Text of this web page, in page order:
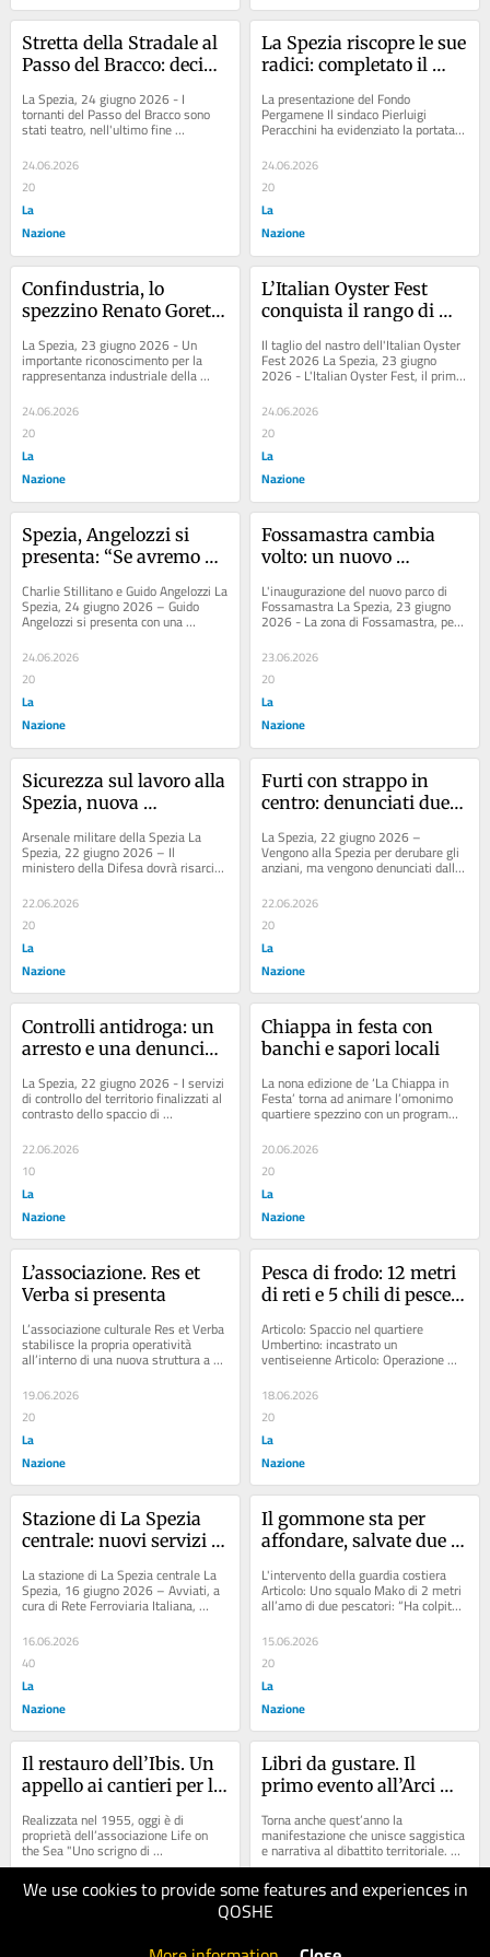
We use cookies to provide some features and experiences in
QOSHE
Stretta della Stradale al
Passo del Bracco: decine
ritirate
La Spezia, 24 giugno 2026 - I
tornanti del Passo del Bracco sono
stati teatro, nell'ultimo fine
settimana, di un capillare servizio di
controllo...
24.06.2026
20
La
Nazione
La Spezia riscopre le sue
radici: completato il
Pergamene
La presentazione del Fondo
Pergamene Il sindaco Pierluigi
Peracchini ha evidenziato la portata
dell'operazione, sottolineando come
la tutela di...
24.06.2026
20
La
Nazione
Confindustria, lo
spezzino Renato Goretta
Assoconsult
La Spezia, 23 giugno 2026 - Un
importante riconoscimento per la
rappresentanza industriale della
Liguria e della Spezia arriva dai
vertici di...
24.06.2026
20
La
Nazione
L’Italian Oyster Fest
conquista il rango di
nazionale
Il taglio del nastro dell'Italian Oyster
Fest 2026 La Spezia, 23 giugno
2026 - L'Italian Oyster Fest, il primo
festival italiano dedicato...
24.06.2026
20
La
Nazione
Spezia, Angelozzi si
presenta: “Se avremo
lontani”
Charlie Stillitano e Guido Angelozzi La
Spezia, 24 giugno 2026 – Guido
Angelozzi si presenta con una
cravatta “Verde speranza, ammetto
l'ho...
24.06.2026
20
La
Nazione
Fossamastra cambia
volto: un nuovo
deposito Tarros
L'inaugurazione del nuovo parco di
Fossamastra La Spezia, 23 giugno
2026 - La zona di Fossamastra, per
decenni definita dalla presenza dei...
23.06.2026
20
La
Nazione
Sicurezza sul lavoro alla
Spezia, nuova
ministero della Difesa
Arsenale militare della Spezia La
Spezia, 22 giugno 2026 – Il
ministero della Difesa dovrà risarcire
due...
22.06.2026
20
La
Nazione
Furti con strappo in
centro: denunciati due
La Spezia, 22 giugno 2026 –
Vengono alla Spezia per derubare gli
anziani, ma vengono denunciati dalla
polizia. I dispositivi di controllo del...
22.06.2026
20
La
Nazione
Controlli antidroga: un
arresto e una denuncia
La Spezia, 22 giugno 2026 - I servizi
di controllo del territorio finalizzati al
contrasto dello spaccio di
stupefacenti hanno portato a...
22.06.2026
10
La
Nazione
Chiappa in festa con
banchi e sapori locali
La nona edizione de ‘La Chiappa in
Festa’ torna ad animare l’omonimo
quartiere spezzino con un programma
che unisce commercio,... Articolo:...
20.06.2026
20
La
Nazione
L’associazione. Res et
Verba si presenta
L’associazione culturale Res et Verba
stabilisce la propria operatività
all’interno di una nuova struttura a
19.06.2026
20
La
Nazione
Pesca di frodo: 12 metri
di reti e 5 chili di pesce
Articolo: Spaccio nel quartiere
Umbertino: incastrato un
ventiseienne Articolo: Operazione
antidroga nel bosco: la terra
restituisce dosi e contanti...
18.06.2026
20
La
Nazione
Stazione di La Spezia
centrale: nuovi servizi
La stazione di La Spezia centrale La
Spezia, 16 giugno 2026 – Avviati, a
cura di Rete Ferroviaria Italiana,
riqualificazione...
16.06.2026
40
La
Nazione
Il gommone sta per
affondare, salvate due
L'intervento della guardia costiera
Articolo: Uno squalo Mako di 2 metri
all’amo di due pescatori: “Ha colpito
più volte la barca, ho avuto...
15.06.2026
20
La
Nazione
Il restauro dell’Ibis. Un
appello ai cantieri per la
storica motonave
Realizzata nel 1955, oggi è di
proprietà dell’associazione Life on
the Sea "Uno scrigno di
consapevolezza ambientale e di
speranza per le...
14.06.2026
Libri da gustare. Il
primo evento all’Arci
Torna anche quest’anno la
manifestazione che unisce saggistica
e narrativa al dibattito territoriale.
Promosso dall’Arci di Solaro di
Lerici,...
14.06.2026
10